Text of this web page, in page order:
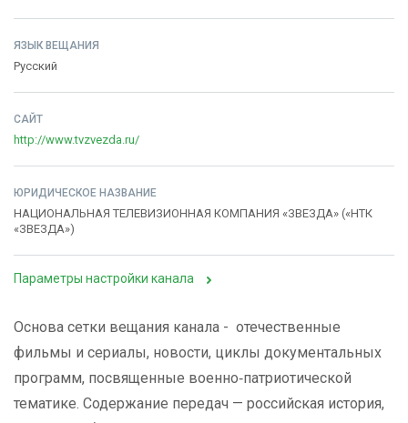
ЯЗЫК ВЕЩАНИЯ
Русский
САЙТ
http://www.tvzvezda.ru/
ЮРИДИЧЕСКОЕ НАЗВАНИЕ
НАЦИОНАЛЬНАЯ ТЕЛЕВИЗИОННАЯ КОМПАНИЯ «ЗВЕЗДА» («НТК
«ЗВЕЗДА»)
Параметры настройки канала
Основа сетки вещания канала - отечественные
фильмы и сериалы, новости, циклы документальных
программ, посвященные военно‑патриотической
тематике. Содержание передач — российская история,